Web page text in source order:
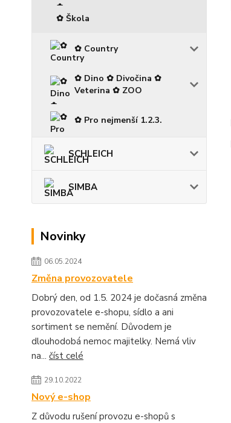
✿ Škola
✿ Country
✿ Dino ✿ Divočina ✿
Veterina ✿ ZOO
✿ Pro nejmenší 1.2.3.
SCHLEICH
SIMBA
Novinky
06.05.2024
Změna provozovatele
Dobrý den, od 1.5. 2024 je dočasná změna
provozovatele e-shopu, sídlo a ani
sortiment se nemění. Důvodem je
dlouhodobá nemoc majitelky. Nemá vliv
na... číst celé
29.10.2022
Nový e-shop
Z důvodu rušení provozu e-shopů s